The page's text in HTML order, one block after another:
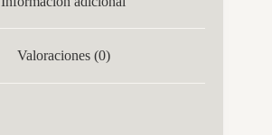
Valoraciones (0)